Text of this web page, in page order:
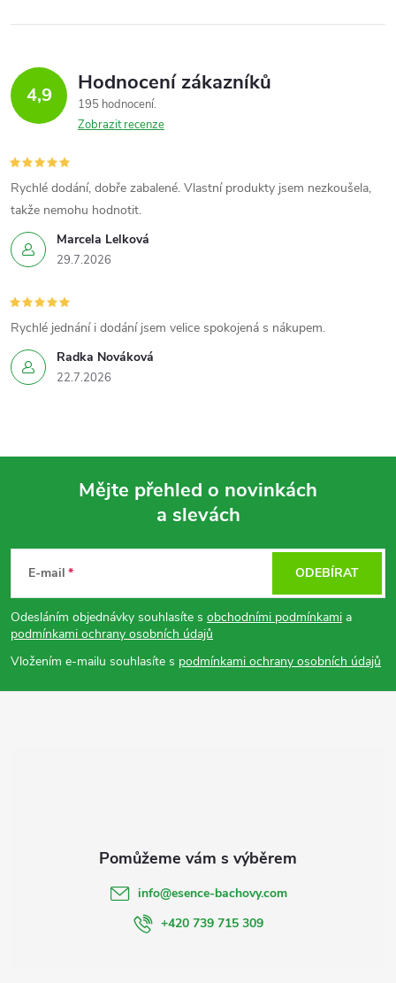
4,9 Hodnocení zákazníků
195 hodnocení
Zobrazit recenze
Marcela Lelková
29.7.2026
Rychlé dodání, dobře zabalené. Vlastní produkty jsem nezkoušela,
takže nemohu hodnotit.
Radka Nováková
22.7.2026
Rychlé jednání i dodání jsem velice spokojená s nákupem.
p
a
t
Mějte přehled o novinkách
a slevách
E-mail
Odesláním objednávky souhlasíte s obchodními podmínkami a
podmínkami ochrany osobních údajů
Vložením e-mailu souhlasíte s podmínkami ochrany osobních údajů
ODEBÍRAT
info@esence-bachovy.com
+420 739 715 309